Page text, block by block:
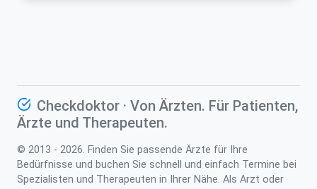
Checkdoktor · Von Ärzten. Für Patienten,
Ärzte und Therapeuten.
© 2013 - 2026. Finden Sie passende Ärzte für Ihre
Bedürfnisse und buchen Sie schnell und einfach Termine bei
Spezialisten und Therapeuten in Ihrer Nähe. Als Arzt oder